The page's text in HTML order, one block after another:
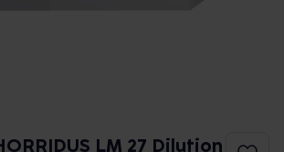
LM 27 Dilution